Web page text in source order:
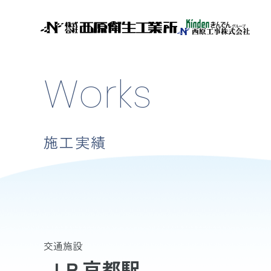
Works
施工実績
交通施設